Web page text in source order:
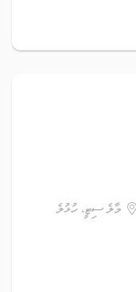
މާލެ ސިޓީ، ހުޅުލެ